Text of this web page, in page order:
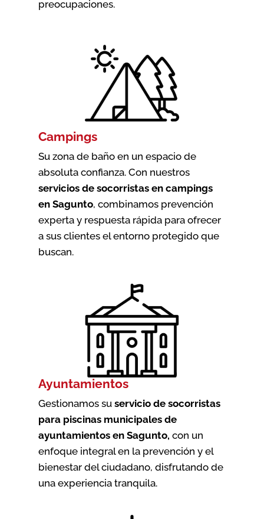
preocupaciones.
Campings
Su zona de baño en un espacio de
absoluta confianza. Con nuestros
servicios de socorristas en campings
en Sagunto, combinamos prevención
experta y respuesta rápida para ofrecer
a sus clientes el entorno protegido que
buscan.
Ayuntamientos
Gestionamos su servicio de socorristas
para piscinas municipales de
ayuntamientos en Sagunto, con un
enfoque integral en la prevención y el
bienestar del ciudadano, disfrutando de
una experiencia tranquila.